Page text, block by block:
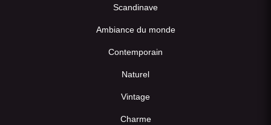
Scandinave
Ambiance du monde
Contemporain
Naturel
Vintage
Charme